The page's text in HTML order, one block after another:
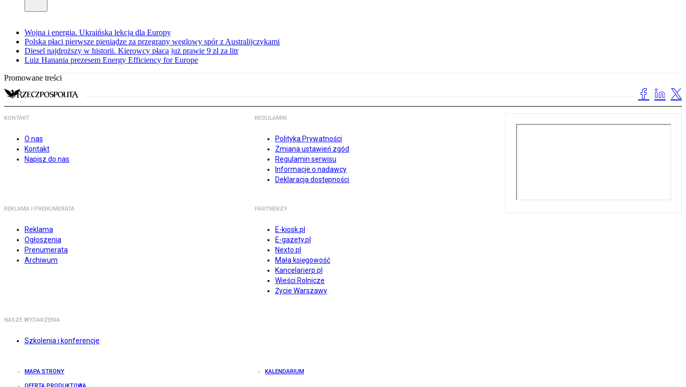
Wojna i energia. Ukraińska lekcja dla Europy
Polska płaci pierwsze pieniądze za przegrany węglowy spór z Australijczykami
Diesel najdroższy w historii. Kierowcy płacą już prawie 9 zł za litr
Luiz Hanania prezesem Energy Efficiency for Europe
Promowane treści
KONTAKT
O nas
Kontakt
Napisz do nas
REGULAMIN
Polityka Prywatności
Zmiana ustawień zgód
Regulamin serwisu
Informacje o nadawcy
Deklaracja dostępności
REKLAMA I PRENUMERATA
Reklama
Ogłoszenia
Prenumerata
Archiwum
PARTNERZY
E-kiosk.pl
E-gazety.pl
Nexto.pl
Mała księgowość
Kancelarierp.pl
Wieści Rolnicze
Życie Warszawy
NASZE WYDARZENIA
Szkolenia i konferencje
MAPA STRONY KALENDARIUM